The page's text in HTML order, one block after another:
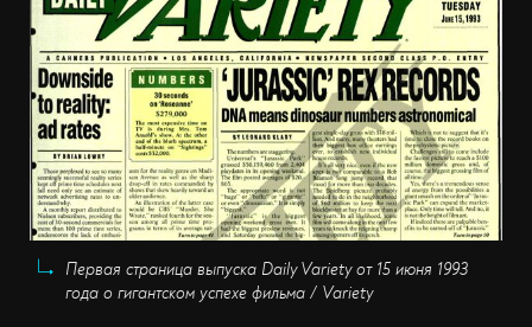
Первая страница выпуска Daily Variety от 15 июня 1993
года о гигантском успехе фильма / Variety